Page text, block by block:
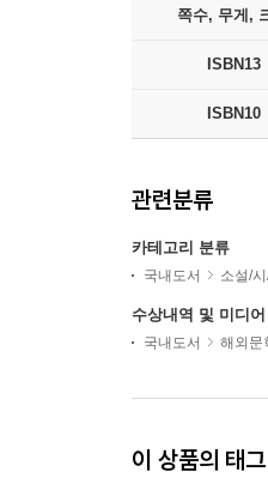
쪽수, 무게,
ISBN13
ISBN10
관련분류
카테고리 분류
국내도서 소설/
수상내역 및 미디
국내도서 해외문
이 상품의 태그